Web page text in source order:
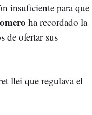
insuficiente para que
ha recordado la
de ofertar sus
llei que regulava el